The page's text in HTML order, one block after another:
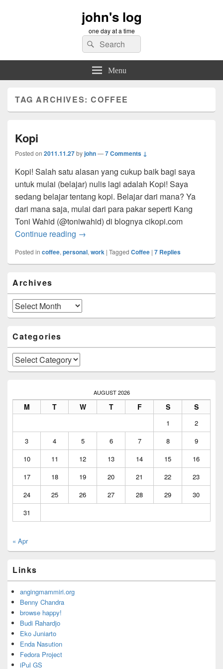
john's log
one day at a time
Search
for:
Search
Menu
TAG ARCHIVES:COFFEE
Kopi
Posted on 2011.11.27byjohn—7 Comments ↓
Kopi! Salah satu alasan yang cukup baik bagi saya
untuk mulai (belajar) nulis lagi adalah Kopi! Saya
sedang belajar tentang kopi. Belajar dari mana? Ya
dari mana saja, mulai dari para pakar seperti Kang
Toni Wahid (@toniwahid) di blognya cikopi.com
Continue reading Kopi
→
Posted in coffee, personal, work | Tagged Coffee | 7 Replies
Sidebar
Widget
Area
Archives
Archives
Categories
Categories
AUGUST 2026
M T W T F S S
1
2
3
4 5 6 7 8
9
10
11 12 13 14 15
16
17
18 19 20 21 22
23
24
25 26 27 28 29
30
31
« Apr
Links
angingmammiri.org
Benny Chandra
browse happy!
Budi Rahardjo
Eko Juniarto
Enda Nasution
Fedora Project
iPul GS